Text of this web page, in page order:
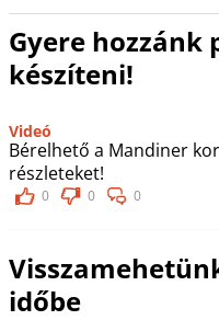
Gyere hozzánk
készíteni!
Videó
Bérelhető a Mandiner
részleteket!
0 0 0
időbe